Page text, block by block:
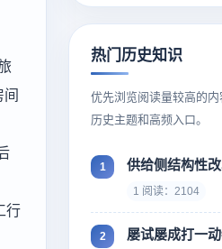
行
热门历史知识
优先浏览阅读量较高的
历史主题和高频入口。
1 阅读：2104
屡试屡成打一